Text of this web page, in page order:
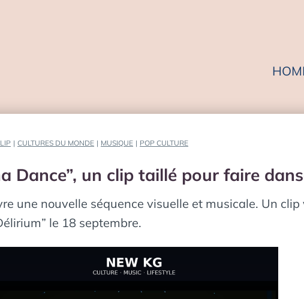
| CULTURES DU MONDE | MUSIQUE | POP CULTURE
Dance”, un clip taillé pour faire
une nouvelle séquence visuelle et musicale. Un
le 18 septembre.